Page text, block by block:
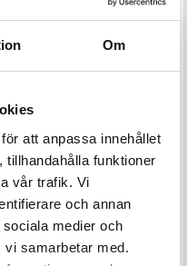
Om
att anpassa innehållet
tillhandahålla funktioner
vår trafik. Vi
och annan
medier och
vi samarbetar med.